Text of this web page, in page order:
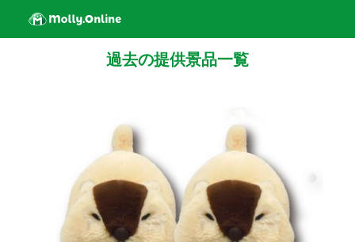
過去の提供景品一覧